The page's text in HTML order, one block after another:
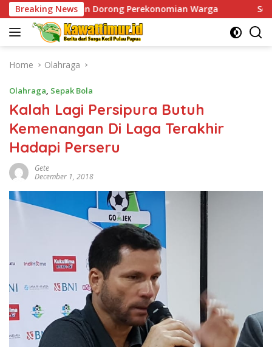
Skip
to
content
Breaking News
Dorong Perekonomian Warga Sentuhan Humanis
Home Olahraga
Olahraga, Sepak Bola
Kalah Lagi Persipura Butuh
Kemenangan Di Laga Terakhir
Hadapi Perseru
Gete
December 1, 2018